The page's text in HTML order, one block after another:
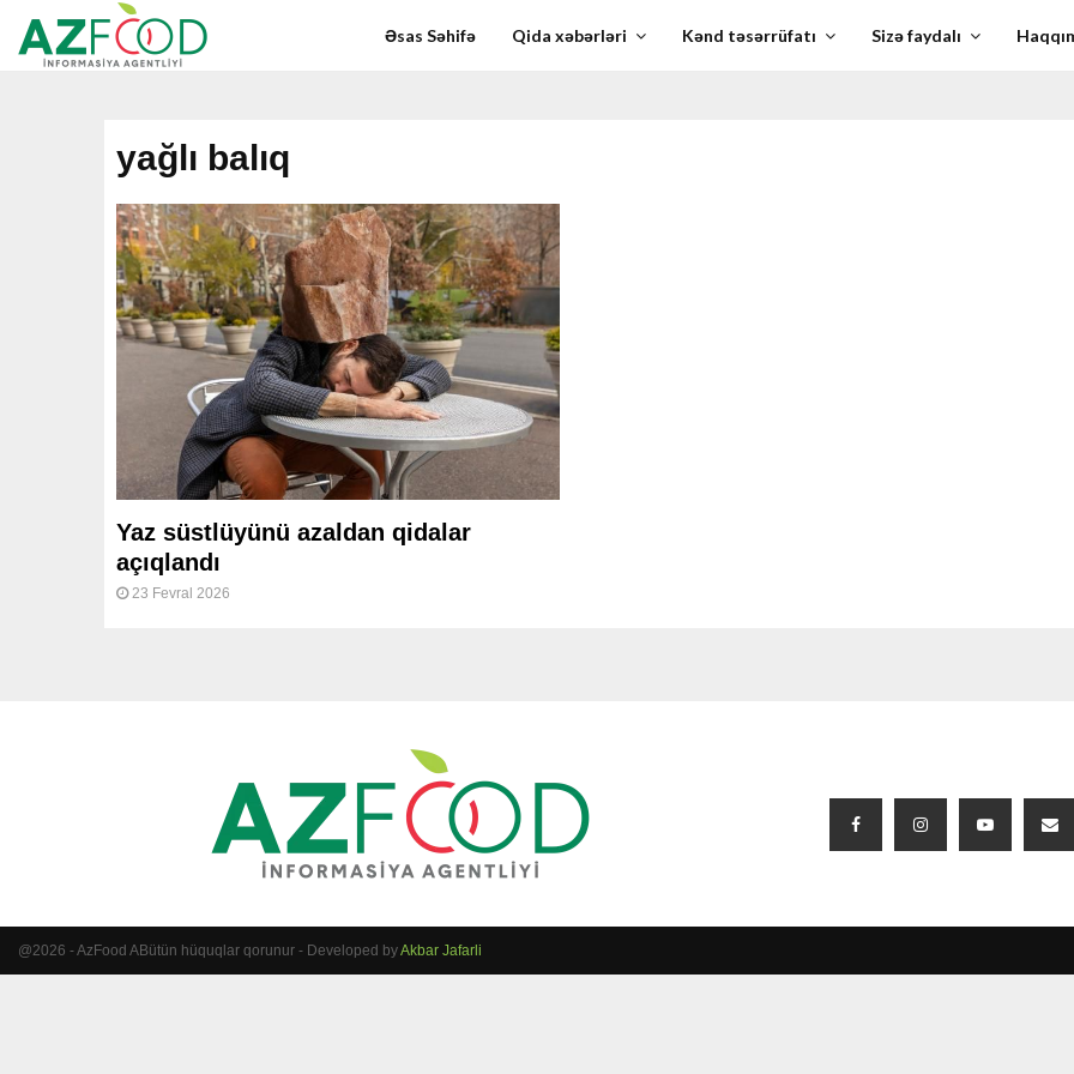
Əsas Səhifə Qida xəbərləri Kənd təsərrüfatı Sizə faydalı
yağlı balıq
Yaz süstlüyünü azaldan qidalar
açıqlandı
23 Fevral 2026
@2026 - AzFood ABütün hüquqlar qorunur - Developed byAkbar Jafarli